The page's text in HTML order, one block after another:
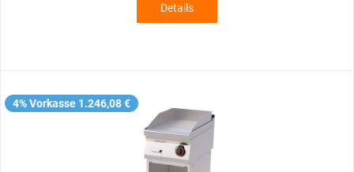
Details
4% Vorkasse 1.246,08 €